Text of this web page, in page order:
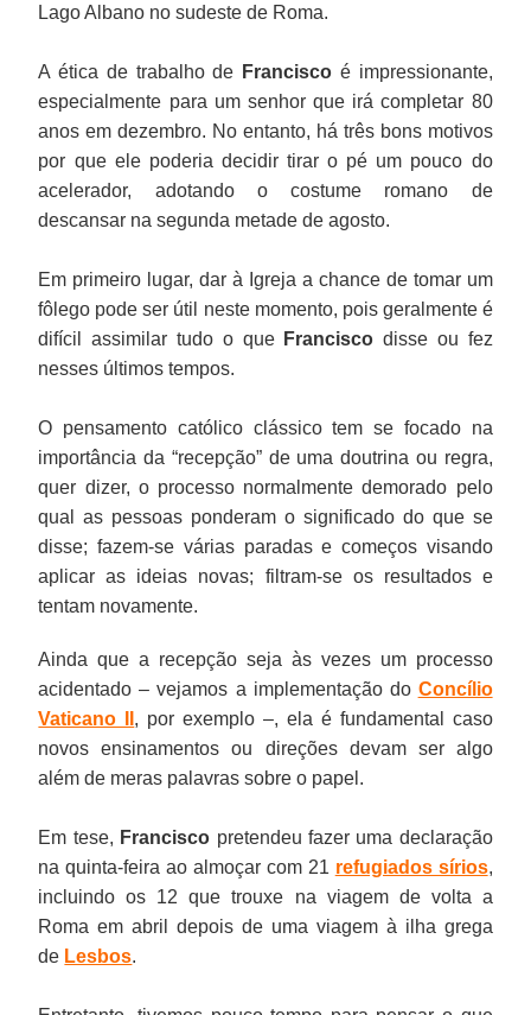
Lago Albano no sudeste de Roma.
A ética de trabalho de Francisco é impressionante,
especialmente para um senhor que irá completar 80
anos em dezembro. No entanto, há três bons motivos
por que ele poderia decidir tirar o pé um pouco do
acelerador, adotando o costume romano de
descansar na segunda metade de agosto.
Em primeiro lugar, dar à Igreja a chance de tomar um
fôlego pode ser útil neste momento, pois geralmente é
difícil assimilar tudo o que Francisco disse ou fez
nesses últimos tempos.
O pensamento católico clássico tem se focado na
importância da “recepção” de uma doutrina ou regra,
quer dizer, o processo normalmente demorado pelo
qual as pessoas ponderam o significado do que se
disse; fazem-se várias paradas e começos visando
aplicar as ideias novas; filtram-se os resultados e
tentam novamente.
Ainda que a recepção seja às vezes um processo
acidentado – vejamos a implementação do Concílio
Vaticano II , por exemplo –, ela é fundamental caso
novos ensinamentos ou direções devam ser algo
além de meras palavras sobre o papel.
Em tese, Francisco pretendeu fazer uma declaração
na quinta-feira ao almoçar com 21 refugiados sírios,
incluindo os 12 que trouxe na viagem de volta a
Roma em abril depois de uma viagem à ilha grega
de Lesbos.